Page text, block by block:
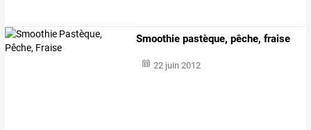
Smoothie pastèque, pêche, fraise
22 juin 2012